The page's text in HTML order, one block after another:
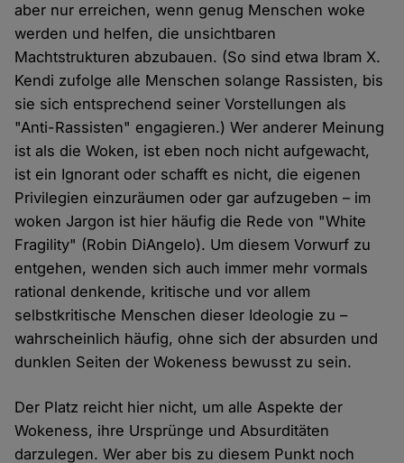
aber nur erreichen, wenn genug Menschen woke
werden und helfen, die unsichtbaren
Machtstrukturen abzubauen. (So sind etwa Ibram X.
Kendi zufolge alle Menschen solange Rassisten, bis
sie sich entsprechend seiner Vorstellungen als
"Anti-Rassisten" engagieren.) Wer anderer Meinung
ist als die Woken, ist eben noch nicht aufgewacht,
ist ein Ignorant oder schafft es nicht, die eigenen
Privilegien einzuräumen oder gar aufzugeben – im
woken Jargon ist hier häufig die Rede von "White
Fragility" (Robin DiAngelo). Um diesem Vorwurf zu
entgehen, wenden sich auch immer mehr vormals
rational denkende, kritische und vor allem
selbstkritische Menschen dieser Ideologie zu –
wahrscheinlich häufig, ohne sich der absurden und
dunklen Seiten der Wokeness bewusst zu sein.
Der Platz reicht hier nicht, um alle Aspekte der
Wokeness, ihre Ursprünge und Absurditäten
darzulegen. Wer aber bis zu diesem Punkt noch